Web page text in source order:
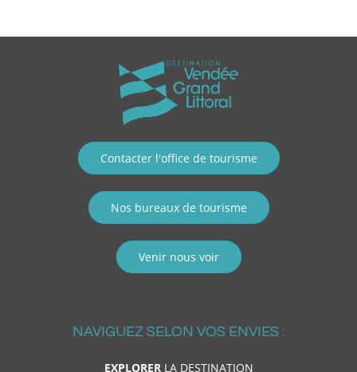
Contacter l'office de tourisme
Nos bureaux de tourisme
Venir nous voir
NAVIGUEZ SELON VOS ENVIES :
EXPLORERLA DESTINATION